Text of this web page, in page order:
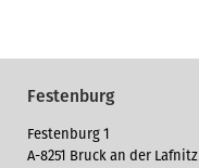
Festenburg
Festenburg 1
A-8251 Bruck an der Lafnitz